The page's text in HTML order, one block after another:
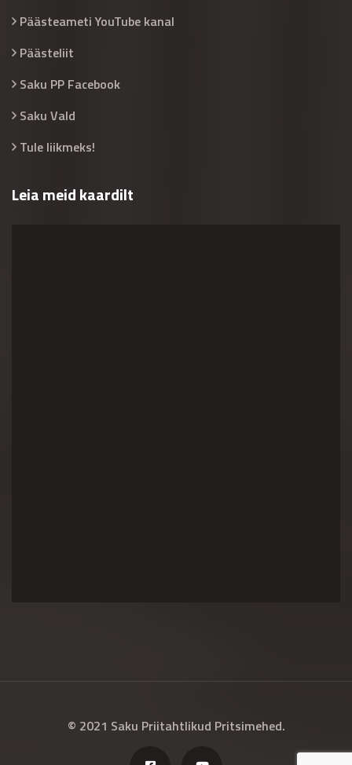
Päästeameti YouTube kanal
Päästeliit
Saku PP Facebook
Saku Vald
Tule liikmeks!
Leia meid kaardilt
© 2021 Saku Priitahtlikud Pritsimehed.